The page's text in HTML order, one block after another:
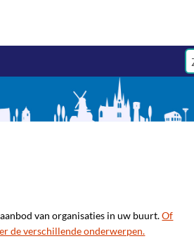
van organisaties in uw buurt.Of
de verschillende onderwerpen.